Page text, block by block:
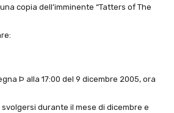
copia dell’imminente “Tatters of The
Þ alla 17:00 del 9 dicembre 2005, ora
durante il mese di dicembre e